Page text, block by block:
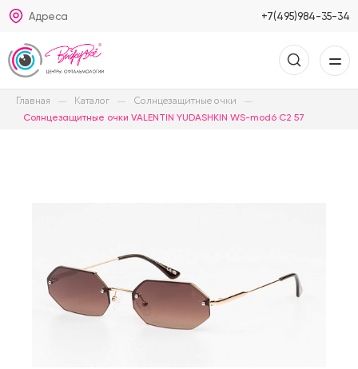
Адреса +7(495)984-35-34
Главная Каталог Солнцезащитные очки
Солнцезащитные очки VALENTIN YUDASHKIN WS-mod6 C2 57